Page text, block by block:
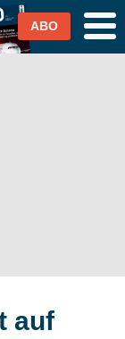
ABO
auf